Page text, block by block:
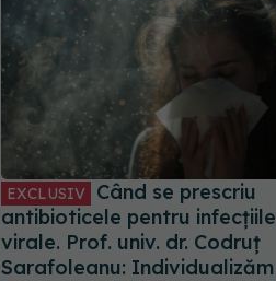
EXCLUSIV
Când se prescriu
antibioticele pentru infecțiile
virale. Prof. univ. dr. Codruț
Sarafoleanu: Individualizăm